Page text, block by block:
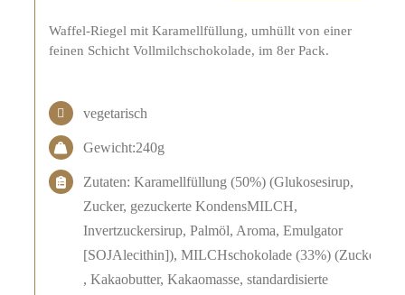
Waffel-Riegel mit Karamellfüllung, umhüllt von einer
feinen Schicht Vollmilchschokolade, im 8er Pack.
vegetarisch
Gewicht:240g
Zutaten: Karamellfüllung (50%) (Glukosesirup,
Zucker, gezuckerte KondensMILCH,
Invertzuckersirup, Palmöl, Aroma, Emulgator
[SOJAlecithin]), MILCHschokolade (33%) (Zucker
, Kakaobutter, Kakaomasse, standardisierte